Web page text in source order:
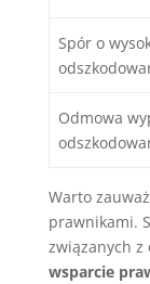
Spór o
Odmowa
Warto
prawnikami.
związanych z
wsparcie